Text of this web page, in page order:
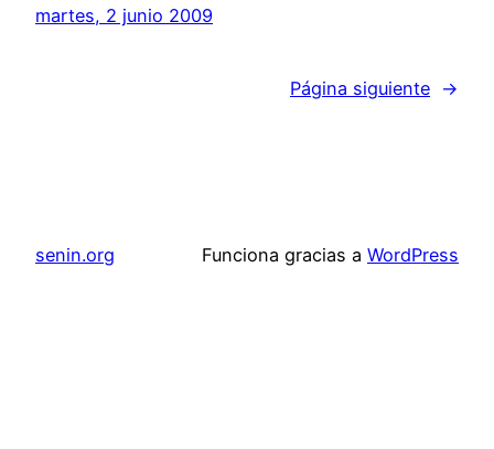
martes, 2 junio 2009
Página siguiente →
senin.org Funciona gracias a WordPress